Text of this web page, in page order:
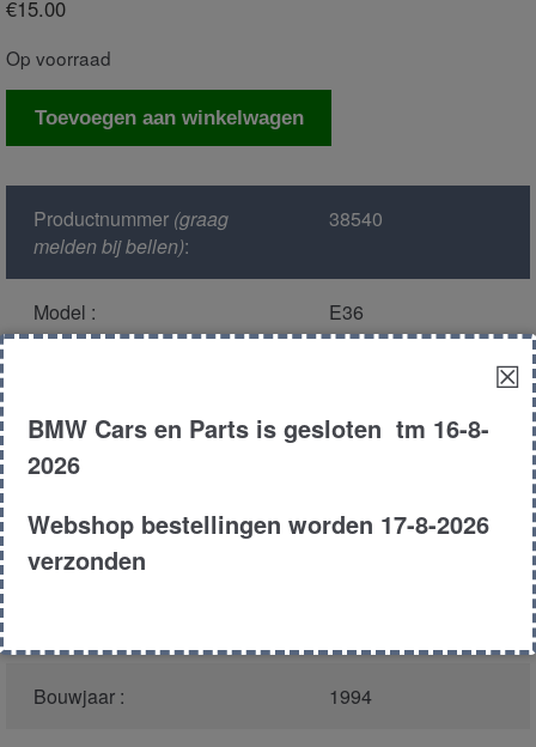
€15.00
Op voorraad
Ruitenwisser
Toevoegen aan winkelwagen
Productnummer(graag
melden bij bellen):
38540
Model : E36
Metallic
Motor type :
Bouwjaar : 1994
☒
BMW Cars en Parts is gesloten tm 16-8-
2026
Webshop bestellingen worden 17-8-2026
verzonden